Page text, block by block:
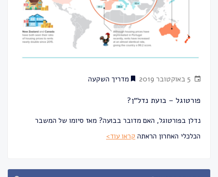
מדריך השקעה
פורטוגל – בועת נדל״ן?
נדלן בפורטוגל, האם מדובר בבועה? מאז סיומו של המשבר
הכלכלי האחרון הראתה קראו עוד>